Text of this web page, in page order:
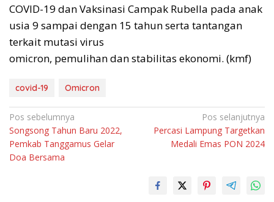
COVID-19 dan Vaksinasi Campak Rubella pada anak
usia 9 sampai dengan 15 tahun serta tantangan
terkait mutasi virus
omicron, pemulihan dan stabilitas ekonomi. (kmf)
covid-19 Omicron
Navigasi
pos
Pos sebelumnya
Songsong Tahun Baru 2022,
Pemkab Tanggamus Gelar
Doa Bersama
Pos selanjutnya
Percasi Lampung Targetkan
Medali Emas PON 2024